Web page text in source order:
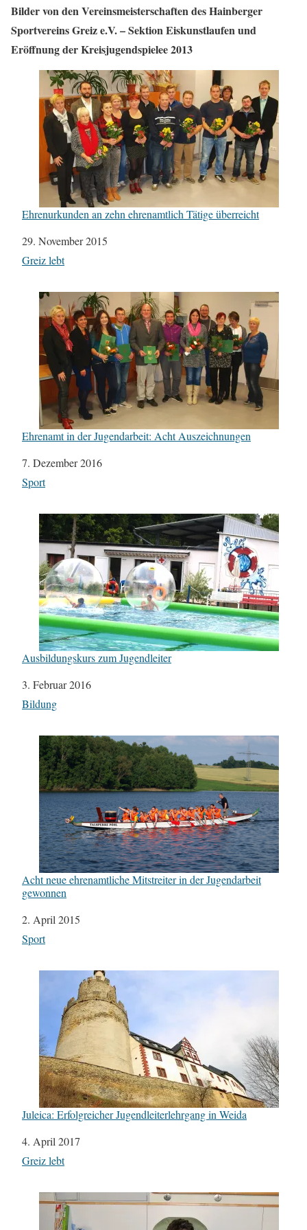
Bilder von den Vereinsmeisterschaften des Hainberger
Sportvereins Greiz e.V. – Sektion Eiskunstlaufen und
Eröffnung der Kreisjugendspielee 2013
Ehrenurkunden an zehn ehrenamtlich Tätige überreicht
Datum
29. November 2015
In Bezug auf
Greiz lebt
Ehrenamt in der Jugendarbeit: Acht Auszeichnungen
Datum
7. Dezember 2016
In Bezug auf
Sport
Ausbildungskurs zum Jugendleiter
Datum
3. Februar 2016
In Bezug auf
Bildung
Acht neue ehrenamtliche Mitstreiter in der Jugendarbeit
gewonnen
Datum
2. April 2015
In Bezug auf
Sport
Juleica: Erfolgreicher Jugendleiterlehrgang in Weida
Datum
4. April 2017
In Bezug auf
Greiz lebt